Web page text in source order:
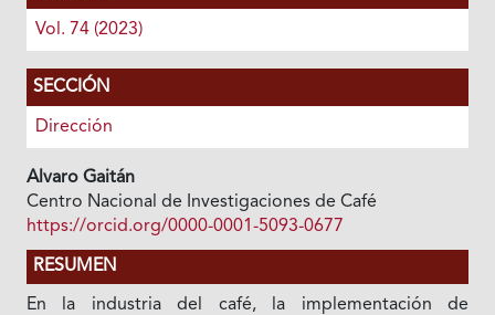
Vol. 74 (2023)
SECCIÓN
Dirección
Alvaro Gaitán
Centro Nacional de Investigaciones de Café
https://orcid.org/0000-0001-5093-0677
RESUMEN
En la industria del café, la implementación de